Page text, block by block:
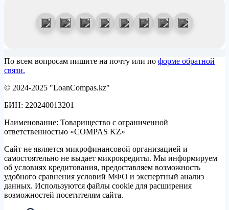
По всем вопросам пишите на почту или по форме обратной
связи.
© 2024-2025 "LoanCompas.kz"
БИН: 220240013201
Наименование: Товарищество с ограниченной
ответственностью «COMPAS KZ»
Сайт не является микрофинансовой организацией и
самостоятельно не выдает микрокредиты. Мы информируем
об условиях кредитования, предоставляем возможность
удобного сравнения условий МФО и экспертный анализ
данных. Используются файлы cookie для расширения
возможностей посетителям сайта.